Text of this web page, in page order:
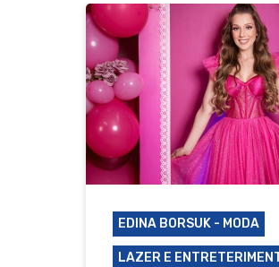
EDINA BORSUK - MODA
LAZER E